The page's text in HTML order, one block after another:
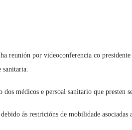
por videoconferencia co
sanitaria.
médicos e persoal sanitario que presten
ás restricións de mobilidade asociadas